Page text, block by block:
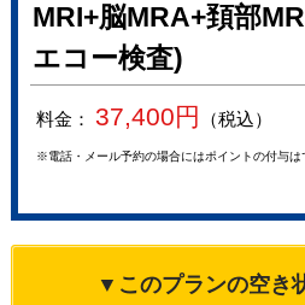
MRI+脳MRA+頚部
エコー検査)
料金： 37,400円 （税込）
※電話・メール予約の場合にはポイントの付与は
▼このプランの空き